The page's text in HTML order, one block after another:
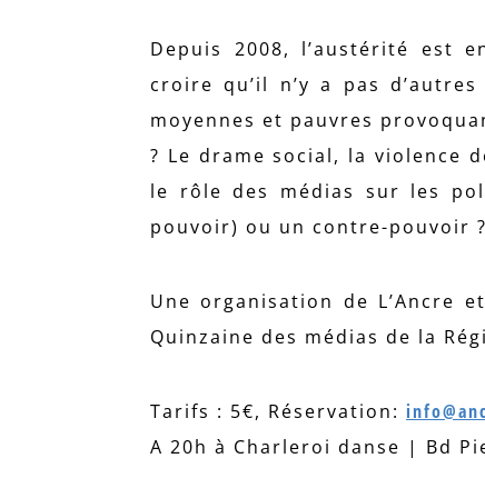
Depuis 2008, l’austérité est
croire qu’il n’y a pas
moyennes et pauvres
? Le drame social, la violence
le rôle des médias sur les
pouvoir) ou un contre-pouvoir ?
Une organisation de L’Ancre
Quinzaine des médias de la
Tarifs : 5€, Réservation:
A 20h à Charleroi danse | Bd